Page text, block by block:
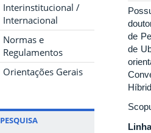
Interinstitucional /
Internacional
Normas e
Regulamentos
Orientações Gerais
PESQUISA
de
de